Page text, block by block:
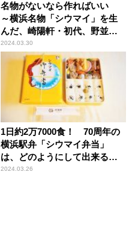
名物がないなら作ればいい
～横浜名物「シウマイ」を生
んだ、崎陽軒・初代、野並茂
吉の精神とは？
2024.03.30
1日約2万7000食！ 70周年の
横浜駅弁「シウマイ弁当」
は、どのようにして出来るの
か？
2024.03.26